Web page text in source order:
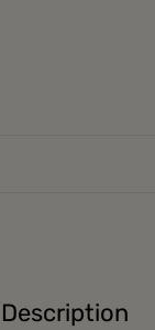
Description